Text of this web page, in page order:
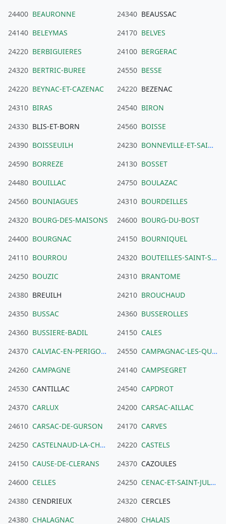
24400 BEAURONNE 24340 BEAUSSAC
24140 BELEYMAS 24170 BELVES
24220 BERBIGUIERES 24100 BERGERAC
24320 BERTRIC-BUREE 24550 BESSE
24220 BEYNAC-ET-CAZENAC 24220 BEZENAC
24310 BIRAS 24540 BIRON
24330 BLIS-ET-BORN 24560 BOISSE
24390 BOISSEUILH 24230 BONNEVILLE-ET-SAINT-AVIT-DE-FUMADIERES
24590 BORREZE 24130 BOSSET
24480 BOUILLAC 24750 BOULAZAC
24560 BOUNIAGUES 24310 BOURDEILLES
24320 BOURG-DES-MAISONS 24600 BOURG-DU-BOST
24400 BOURGNAC 24150 BOURNIQUEL
24110 BOURROU 24320 BOUTEILLES-SAINT-SEBASTIEN
24250 BOUZIC 24310 BRANTOME
24380 BREUILH 24210 BROUCHAUD
24350 BUSSAC 24360 BUSSEROLLES
24360 BUSSIERE-BADIL 24150 CALES
24370 CALVIAC-EN-PERIGORD 24550 CAMPAGNAC-LES-QUERCY
24260 CAMPAGNE 24140 CAMPSEGRET
24530 CANTILLAC 24540 CAPDROT
24370 CARLUX 24200 CARSAC-AILLAC
24610 CARSAC-DE-GURSON 24170 CARVES
24250 CASTELNAUD-LA-CHAPELLE 24220 CASTELS
24150 CAUSE-DE-CLERANS 24370 CAZOULES
24600 CELLES 24250 CENAC-ET-SAINT-JULIEN
24380 CENDRIEUX 24320 CERCLES
24380 CHALAGNAC 24800 CHALAIS